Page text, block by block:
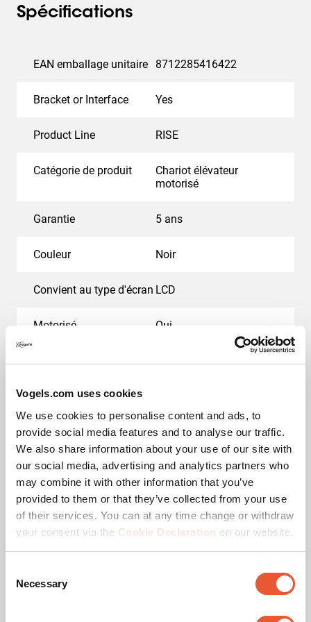
Vogels.com uses cookies
We use cookies to personalise content and ads, to
provide social media features and to analyse our traffic.
We also share information about your use of our site with
our social media, advertising and analytics partners who
may combine it with other information that you’ve
provided to them or that they’ve collected from your use
of their services. You can at any time change or withdraw
your consent via the Cookie Declaration on our website.
Selection
Necessary
Spécifications
EAN emballage unitaire 8712285416422
Bracket or Interface Yes
Product Line RISE
Catégorie de produit
Chariot élévateur
motorisé
Garantie 5 ans
Couleur Noir
Convient au type d'écran LCD
Motorisé Oui
Distance min. au sol - centre écran (mm)873
Adaptation de la hauteur (mm) Travel700Mm
Télécommandé Non
Charge max. (kg) 120
Dimensions max. écran (pouce) 98